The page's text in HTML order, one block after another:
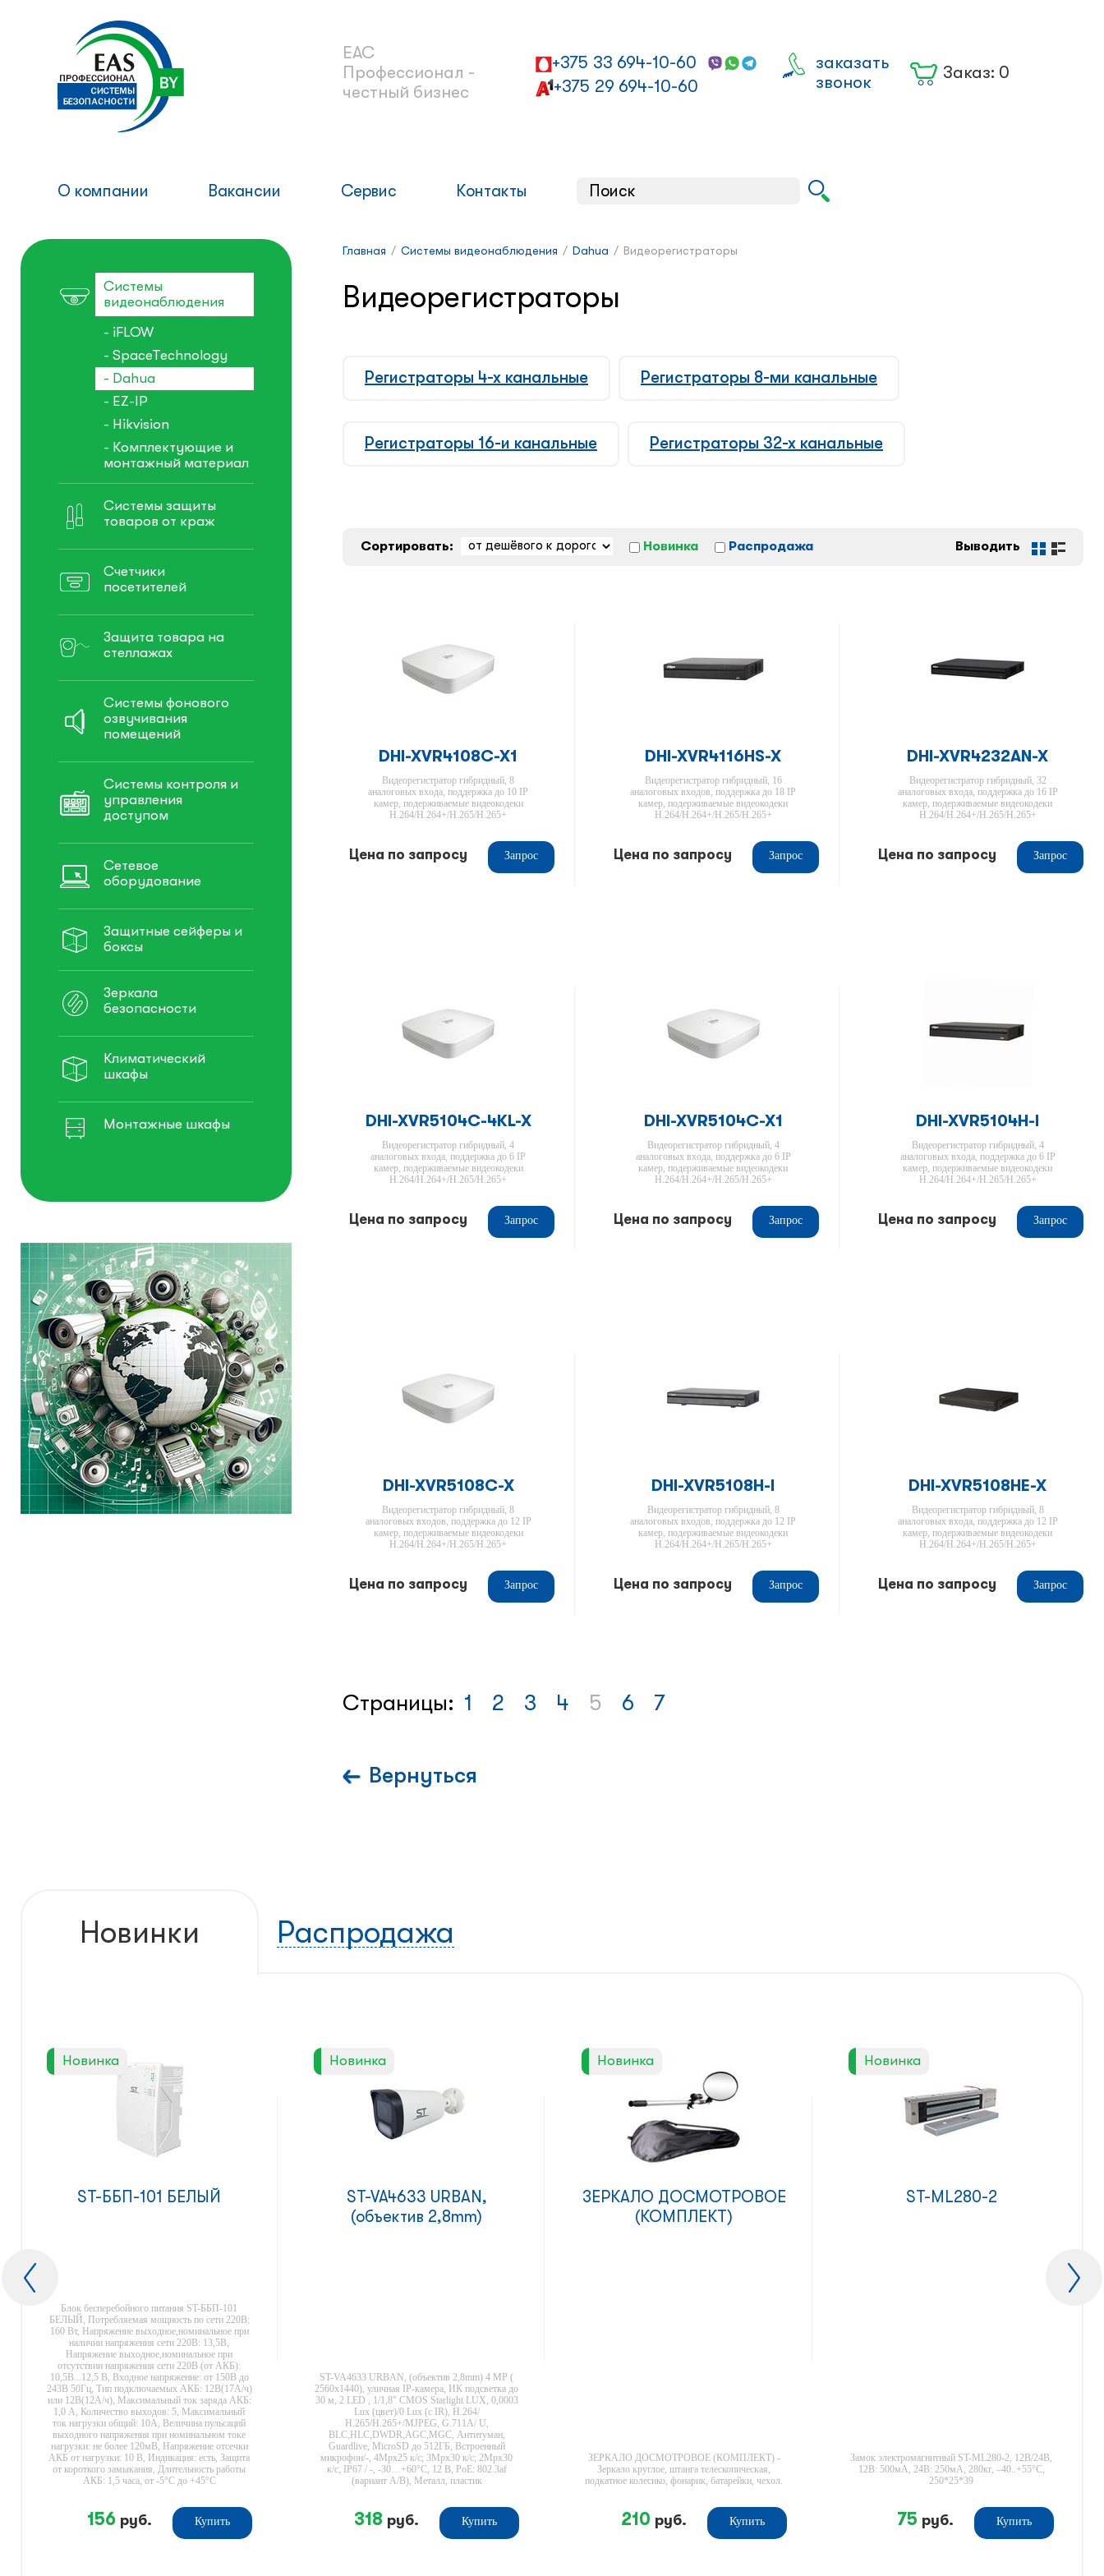
ЕАС
Профессионал -
честный бизнес
+375 33 694-10-60
+375 29 694-10-60
заказать
звонок
Заказ: 0
О компании Вакансии Сервис Контакты
Системы
видеонаблюдения
- iFLOW
- SpaceTechnology
- Dahua
- EZ-IP
- Hikvision
- Комплектующие и
монтажный материал
Системы защиты
товаров от краж
Счетчики
посетителей
Защита товара на
стеллажах
Системы фонового
озвучивания
помещений
Системы контроля и
управления
доступом
Сетевое
оборудование
Защитные сейферы и
боксы
Зеркала
безопасности
Климатический
шкафы
Монтажные шкафы
Главная / Системы видеонаблюдения / Dahua / Видеорегистраторы
Видеорегистраторы
Регистраторы 4-х канальные Регистраторы 8-ми канальные
Регистраторы 16-и канальные Регистраторы 32-х канальные
Сортировать: Новинка Распродажа Выводить
DHI-XVR4108C-X1
Видеорегистратор гибридный, 8
аналоговых входа, поддержка до 10 IP
камер, подерживаемые видеокодеки
H.264/H.264+/H.265/H.265+
Цена по запросу Запрос
DHI-XVR4116HS-X
Видеорегистратор гибридный, 16
аналоговых входов, поддержка до 18 IP
камер, подерживаемые видеокодеки
H.264/H.264+/H.265/H.265+
Цена по запросу Запрос
DHI-XVR4232AN-X
Видеорегистратор гибридный, 32
аналоговых входа, поддержка до 16 IP
камер, подерживаемые видеокодеки
H.264/H.264+/H.265/H.265+
Цена по запросу Запрос
DHI-XVR5104C-4KL-X
Видеорегистратор гибридный, 4
аналоговых входа, поддержка до 6 IP
камер, подерживаемые видеокодеки
H.264/H.264+/H.265/H.265+
Цена по запросу Запрос
DHI-XVR5104C-X1
Видеорегистратор гибридный, 4
аналоговых входа, поддержка до 6 IP
камер, подерживаемые видеокодеки
H.264/H.264+/H.265/H.265+
Цена по запросу Запрос
DHI-XVR5104H-I
Видеорегистратор гибридный, 4
аналоговых входа, поддержка до 6 IP
камер, подерживаемые видеокодеки
H.264/H.264+/H.265/H.265+
Цена по запросу Запрос
DHI-XVR5108C-X
Видеорегистратор гибридный, 8
аналоговых входов, поддержка до 12 IP
камер, подерживаемые видеокодеки
H.264/H.264+/H.265/H.265+
Цена по запросу Запрос
DHI-XVR5108H-I
Видеорегистратор гибридный, 8
аналоговых входов, поддержка до 12 IP
камер, подерживаемые видеокодеки
H.264/H.264+/H.265/H.265+
Цена по запросу Запрос
DHI-XVR5108HE-X
Видеорегистратор гибридный, 8
аналоговых входа, поддержка до 12 IP
камер, подерживаемые видеокодеки
H.264/H.264+/H.265/H.265+
Цена по запросу Запрос
Страницы: 1 2 3 4 5 6 7
Вернуться
Новинки Распродажа
Новинка
ST-ББП-101 БЕЛЫЙ
Блок бесперебойного питания ST-ББП-101
БЕЛЫЙ, Потребляемая мощность по сети 220В:
160 Вт, Напряжение выходное,номинальное при
наличии напряжения сети 220B: 13,5В,
Напряжение выходное,номинальное при
отсутствии напряжения сети 220B (от АКБ):
10,5В...12,5 В, Входное напряжение: от 150В до
243В 50Гц, Тип подключаемых АКБ: 12В(17А/ч)
или 12В(12А/ч), Максимальный ток заряда АКБ:
1,0 А, Количество выходов: 5, Максимальный
ток нагрузки общий: 10А, Величина пульсаций
выходного напряжения при номинальном токе
нагрузки: не более 120мВ, Напряжение отсечки
АКБ от нагрузки: 10 В, Индикация: есть, Защита
от короткого замыкания, Длительность работы
АКБ: 1,5 часа, от -5°С до +45°C
156 руб. Купить
Новинка
ST-VA4633 URBAN,
(объектив 2,8mm)
ST-VA4633 URBAN, (объектив 2,8mm) 4 MP (
2560x1440), уличная IP-камера, ИК подсветка до
30 м, 2 LED , 1/1,8" CMOS Starlight LUX, 0,0003
Lux (цвет)/0 Lux (с IR), H.264/
H.265/H.265+/MJPEG, G.711A/ U,
BLC,HLC,DWDR,AGC,MGC, Антитуман,
Guardlive, MicroSD до 512ГБ, Встроенный
микрофон/-, 4Mpx25 к/с; 3Mpx30 к/c; 2Mpx30
к/c, IP67 / -, -30…+60°С, 12 В, PoE: 802.3af
(вариант А/В), Металл, пластик
318 руб. Купить
Новинка
ЗЕРКАЛО ДОСМОТРОВОЕ
(КОМПЛЕКТ)
ЗЕРКАЛО ДОСМОТРОВОЕ (КОМПЛЕКТ) -
Зеркало круглое, штанга телескопическая,
подкатное колесико, фонарик, батарейки, чехол.
210 руб. Купить
Новинка
ST-ML280-2
Замок электромагнитный ST-ML280-2, 12В/24В,
12В: 500мА, 24В: 250мА, 280кг, –40..+55°C,
250*25*39
75 руб. Купить